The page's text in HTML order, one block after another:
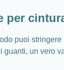
per
puoi
un vero